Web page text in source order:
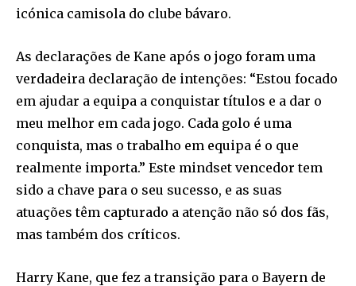
icónica camisola do clube bávaro.
As declarações de Kane após o jogo foram uma
verdadeira declaração de intenções: “Estou focado
em ajudar a equipa a conquistar títulos e a dar o
meu melhor em cada jogo. Cada golo é uma
conquista, mas o trabalho em equipa é o que
realmente importa.” Este mindset vencedor tem
sido a chave para o seu sucesso, e as suas
atuações têm capturado a atenção não só dos fãs,
mas também dos críticos.
Harry Kane, que fez a transição para o Bayern de